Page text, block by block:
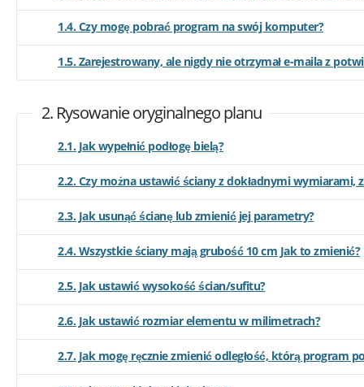
1.4. Czy mogę pobrać program na swój komputer?
1.5. Zarejestrowany, ale nigdy nie otrzymał e-maila z
2. Rysowanie oryginalnego planu
2.1. Jak wypełnić podłogę bielą?
2.2. Czy można ustawić ściany z dokładnymi wymiarami,
2.3. Jak usunąć ścianę lub zmienić jej parametry?
2.4. Wszystkie ściany mają grubość 10 cm Jak to zmienić?
2.5. Jak ustawić wysokość ścian/sufitu?
2.6. Jak ustawić rozmiar elementu w milimetrach?
2.7. Jak mogę ręcznie zmienić odległość, którą program